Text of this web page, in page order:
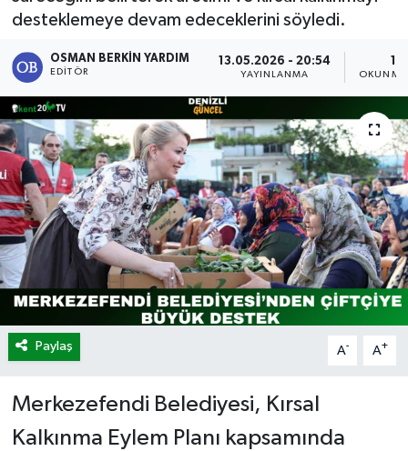
desteklemeye devam edeceklerini söyledi.
OSMAN BERKIN YARDIM
EDITÖR
13.05.2026 - 20:54
YAYINLANMA
1
OKUNMA
Paylaş A- A+
Merkezefendi Belediyesi, Kırsal
Kalkınma Eylem Planı kapsamında